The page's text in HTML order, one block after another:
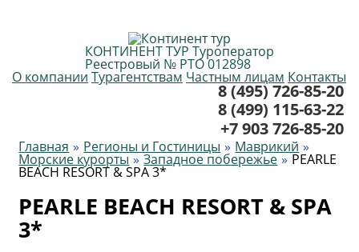
КОНТИНЕНТ ТУР Туроператор
Реестровый № РТО 012898
О компании Турагентствам Частным лицам Контакты
8 (495) 726-85-20
8 (499) 115-63-22
+7 903 726-85-20
Главная Регионы и Гостиницы Маврикий
Морские курорты Западное побережье PEARLE
BEACH RESORT & SPA 3*
PEARLE BEACH RESORT & SPA
3*